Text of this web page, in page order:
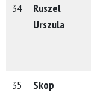
34
Ruszel
Urszula
35
Skop